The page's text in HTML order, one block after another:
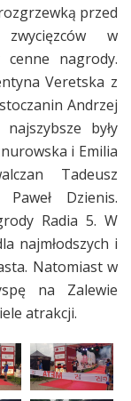
przed
w
cenne nagrody.
Veretska z
Andrzej
były
i Emilia
Tadeusz
Dzienis.
Radia 5. W
najmłodszych i
Natomiast w
na Zalewie
atrakcji.